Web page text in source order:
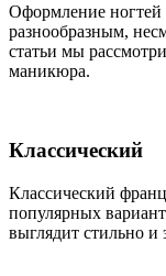
Оформление ногтей
разнообразным,
статьи мы
маникюра.
Классический
Классический
популярных
выглядит стильно и